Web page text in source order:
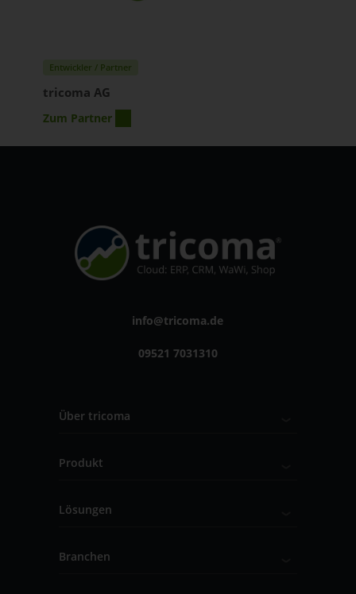
Entwickler / Partner
tricoma AG
Zum Partner
info@tricoma.de
09521 7031310
Über tricoma
Produkt
Lösungen
Branchen